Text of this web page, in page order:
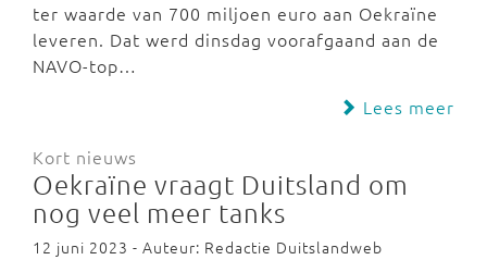
ter waarde van 700 miljoen euro aan Oekraïne
leveren. Dat werd dinsdag voorafgaand aan de
NAVO-top…
Lees meer
Kort nieuws
Oekraïne vraagt Duitsland om
nog veel meer tanks
12 juni 2023 - Auteur: Redactie Duitslandweb